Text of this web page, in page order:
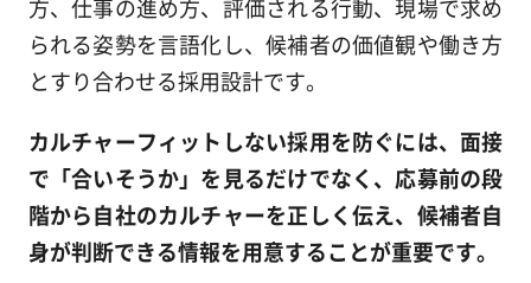
方、仕事の進め方、評価される行動、現場で求め
られる姿勢を言語化し、候補者の価値観や働き方
とすり合わせる採用設計です。
カルチャーフィットしない採用を防ぐには、面接
で「合いそうか」を見るだけでなく、応募前の段
階から自社のカルチャーを正しく伝え、候補者自
身が判断できる情報を用意することが重要です。